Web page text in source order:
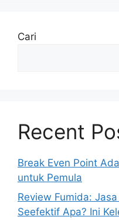
Cari
Recent
Break Even Point
untuk Pemula
Review Fumida:
Seefektif Apa? Ini